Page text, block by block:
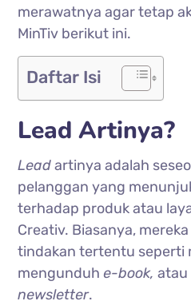
merawatnya agar tetap
MinTiv berikut ini.
Daftar Isi
Lead Artinya?
Leadartinya adalah
pelanggan yang
terhadap produk atau
Creativ. Biasanya,
tindakan tertentu seperti
mengunduh e-book, atau
newsletter.